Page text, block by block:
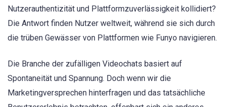
Nutzerauthentizität und Plattformzuverlässigkeit kollidiert?
Die Antwort finden Nutzer weltweit, während sie sich durch
die trüben Gewässer von Plattformen wie Funyo navigieren.
Die Branche der zufälligen Videochats basiert auf
Spontaneität und Spannung. Doch wenn wir die
Marketingversprechen hinterfragen und das tatsächliche